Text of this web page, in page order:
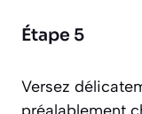
Étape 5
Versez